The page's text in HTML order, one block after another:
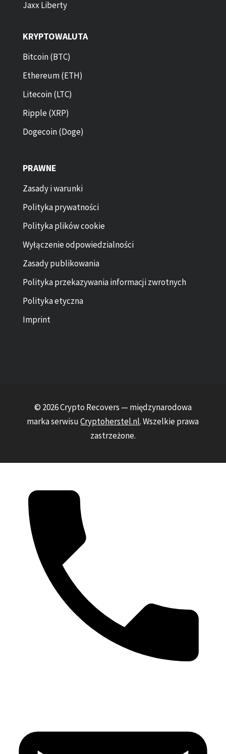
Jaxx Liberty
KRYPTOWALUTA
Bitcoin (BTC)
Ethereum (ETH)
Litecoin (LTC)
Ripple (XRP)
Dogecoin (Doge)
PRAWNE
Zasady i warunki
Polityka prywatności
Polityka plików cookie
Wyłączenie odpowiedzialności
Zasady publikowania
Polityka przekazywania informacji zwrotnych
Polityka etyczna
Imprint
© 2026 Crypto Recovers — międzynarodowa
marka serwisuCryptoherstel.nl. Wszelkie prawa
zastrzeżone.